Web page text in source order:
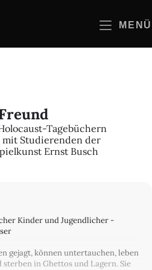
MENÜ
Tagebüchern
Studierenden der
Ernst Busch
Kinder und Jugendlicher -
gejagt, können untertauchen, leben
in Ghettos und Lagern. Sie